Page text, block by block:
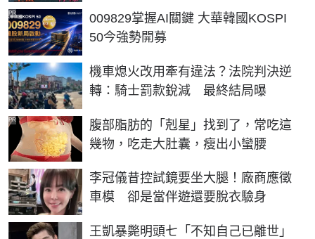
009829掌握AI關鍵 大華韓國KOSPI
50今強勢開募
PR
機車熄火改用牽有違法？法院判決逆
轉：騎士罰款銳減 最終結局曝
腹部脂肪的「剋星」找到了，常吃這
幾物，吃走大肚囊，瘦出小蠻腰
PR
李冠儀昔控試鏡要坐大腿！廠商應徵
車模 卻是當伴遊還要脫衣驗身
王凱暴斃明頭七「不知自己已離世」